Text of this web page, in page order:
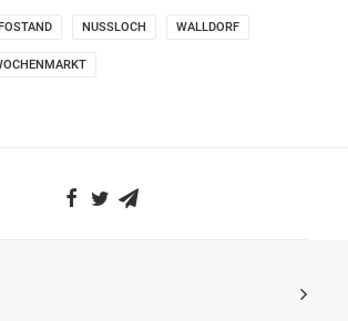
NUSSLOCH WALLDORF